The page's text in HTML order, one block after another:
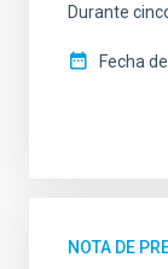
Durante
Fecha
NOTA DE